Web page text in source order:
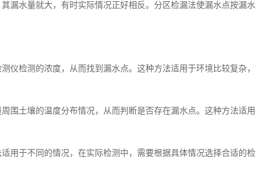
漏水量就大，有时实际情况正好相反。分区检漏法使漏水点按漏
仪检测的浓度，从而找到漏水点。这种方法适用于环境比较复杂，
围土壤的温度分布情况，从而判断是否存在漏水点。这种方法适
用于不同的情况，在实际检测中，需要根据具体情况选择合适的